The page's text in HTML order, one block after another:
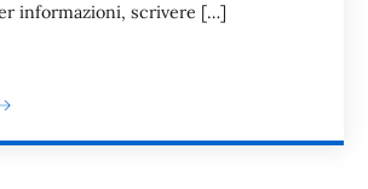
informazioni, scrivere […]